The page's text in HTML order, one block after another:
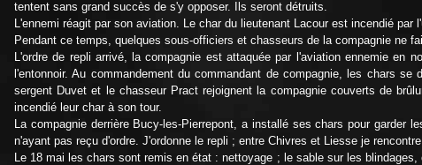
tentent sans grand succès de s'y opposer. Ils seront détruits.
L'ennemi réagit par son aviation. Le char du lieutenant Lacour est incendié par
Pendant ce temps, quelques sous-officiers et chasseurs de la compagnie ne
L'ordre de repli arrivé, la compagnie est attaquée par l'aviation ennemie en
l'entonnoir. Au commandement du commandant de compagnie, les chars
sergent Duvet et le chasseur Pract rejoignent la compagnie couverts de
incendié leur char à son tour.
La compagnie derrière Bucy-les-Pierrepont, a installé ses chars pour
n'ayant pas reçu d'ordre. J'ordonne le repli ; entre Chivres et Liesse je
Le 18 mai les chars sont remis en état : nettoyage ; le sable sur les